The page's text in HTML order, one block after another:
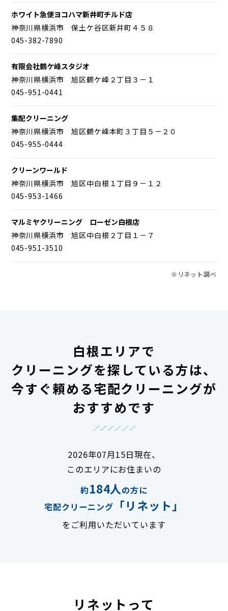
ホワイト急便ヨコハマ新井町チルド店
神奈川県横浜市 保土ケ谷区新井町４５８
045-382-7890
有限会社鶴ケ峰スタジオ
神奈川県横浜市 旭区鶴ケ峰２丁目３－１
045-951-0441
集配クリーニング
神奈川県横浜市 旭区鶴ケ峰本町３丁目５－２０
045-955-0444
クリーンワールド
神奈川県横浜市 旭区中白根１丁目９－１２
045-953-1466
マルミヤクリーニング ローゼン白根店
神奈川県横浜市 旭区中白根２丁目１－７
045-951-3510
※リネット調べ
白根エリアで
クリーニングを探している方は、
今すぐ頼める宅配クリーニングが
おすすめです
2026年07月15日現在、
このエリアにお住まいの
約184人の方に
宅配クリーニング
「リネット」
をご利用いただいています
リネットって